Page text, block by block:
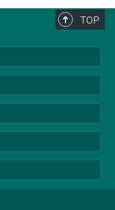
TOP